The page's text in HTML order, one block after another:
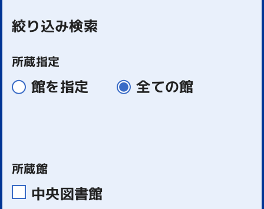
絞り込み検索
所蔵指定
館を指定 全ての館
所蔵館
中央図書館